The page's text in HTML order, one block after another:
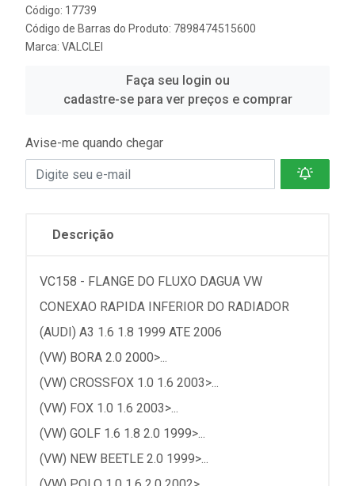
Código: 17739
Código de Barras do Produto: 7898474515600
Marca: VALCLEI
Faça seu login ou
cadastre-se para ver preços e comprar
Avise-me quando chegar
Descrição
VC158 - FLANGE DO FLUXO DAGUA VW
CONEXAO RAPIDA INFERIOR DO RADIADOR
(AUDI) A3 1.6 1.8 1999 ATE 2006
(VW) BORA 2.0 2000>...
(VW) CROSSFOX 1.0 1.6 2003>...
(VW) FOX 1.0 1.6 2003>...
(VW) GOLF 1.6 1.8 2.0 1999>...
(VW) NEW BEETLE 2.0 1999>...